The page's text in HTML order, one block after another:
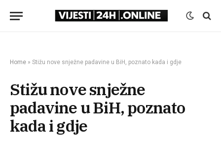
Home » Stižu nove snježne padavine u BiH, poznato kada i gdje
Stižu nove snježne
padavine u BiH, poznato
kada i gdje